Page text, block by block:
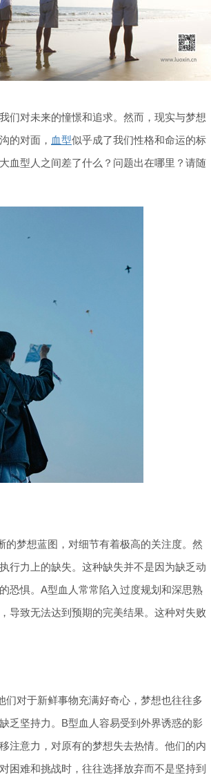
们对未来的憧憬和追求。然而，现实与梦想
的对面， 血型似乎成了我们性格和命运的标
血型人之间差了什么？问题出在哪里？请随
梦想蓝图，对细节有着极高的关注度。然
行力上的缺失。这种缺失并不是因为缺乏动
恐惧。A型血人常常陷入过度规划和深思熟
导致无法达到预期的完美结果。这种对失败
对于新鲜事物充满好奇心，梦想也往往多
乏坚持力。B型血人容易受到外界诱惑的影
注意力，对原有的梦想失去热情。他们的内
困难和挑战时，往往选择放弃而不是坚持到